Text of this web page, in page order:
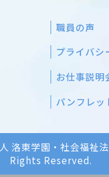
職員の声
プライバシ
お仕事説明
パンフレッ
洛東学園・社会福祉
Rights Reserved.